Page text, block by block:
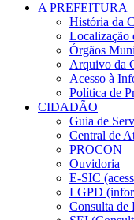
A PREFEITURA
História da
Localização
Órgãos
Arquivo da
Acesso à
Política de
CIDADÃO
Guia de
Central de
PROCON
Ouvidoria
E-SIC
LGPD
Consulta de